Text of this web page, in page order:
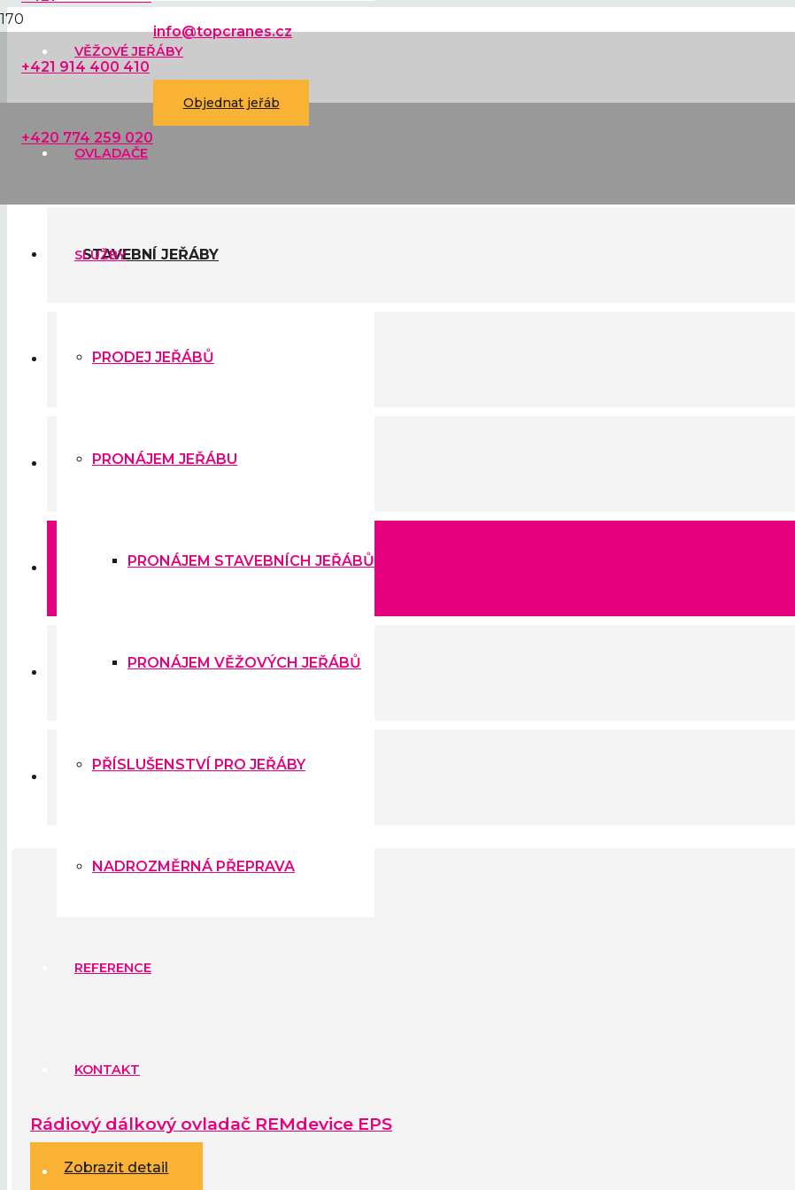
+421 914 400 410
+420 774 259 020
info@topcranes.cz
Objednat jeřáb
VĚŽOVÉ JEŘÁBY
OVLADAČE
SLUŽBY
PRODEJ JEŘÁBŮ
PRONÁJEM JEŘÁBU
PRONÁJEM STAVEBNÍCH JEŘÁBŮ
PRONÁJEM VĚŽOVÝCH JEŘÁBŮ
PŘÍSLUŠENSTVÍ PRO JEŘÁBY
NADROZMĚRNÁ PŘEPRAVA
REFERENCE
KONTAKT
STAVEBNÍ JEŘÁBY
VĚŽOVÉ JEŘÁBY
PRŮMYSLOVÉ OVLADAČE
PŘÍSLUŠENSTVÍ PRO JEŘÁBY
STAVEBNÍ TECHNIKA
SLUŽBY
Rádiový dálkový ovladač REMdevice EPS
Zobrazit detail